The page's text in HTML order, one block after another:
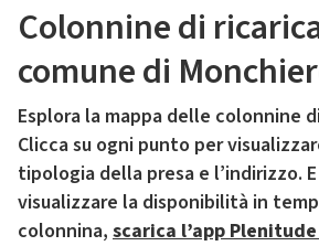
Colonnine di
comune di
Esplora la mappa delle colonnine
Clicca su ogni punto per
tipologia della presa e l’indirizzo.
visualizzare la disponibilità in
colonnina, scarica l’app